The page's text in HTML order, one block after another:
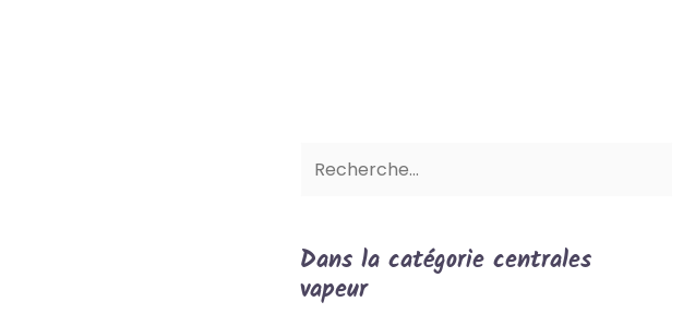
Dans la catégorie centrales
vapeur